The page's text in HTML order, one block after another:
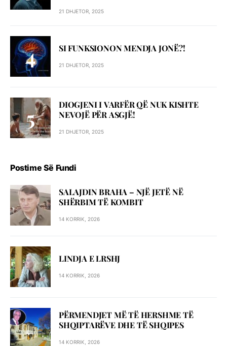
21 DHJETOR, 2025
SI FUNKSIONON MENDJA JONË?!
21 DHJETOR, 2025
DIOGJENI I VARFËR QË NUK KISHTE
NEVOJË PËR ASGJË!
21 DHJETOR, 2025
Postime Së Fundi
SALAJDIN BRAHA – NJЁ JETЁ NЁ
SHЁRBIM TЁ KOMBIT
14 KORRIK, 2026
LINDJA E LRSHJ
14 KORRIK, 2026
PËRMENDJET MË TË HERSHME TË
SHQIPTARËVE DHE TË SHQIPES
14 KORRIK, 2026